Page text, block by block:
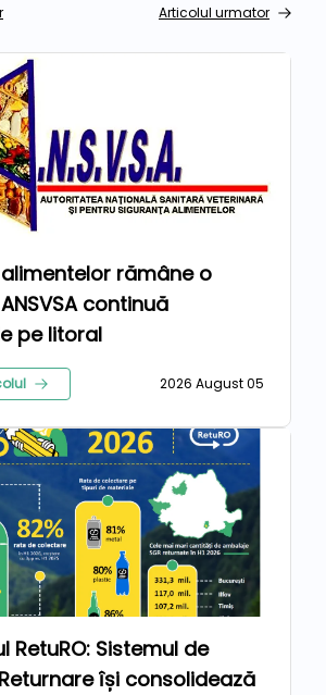
Articolul urmator
rămâne o
continuă
pe litoral
2026 August 05
RetuRO: Sistemul de
își consolidează